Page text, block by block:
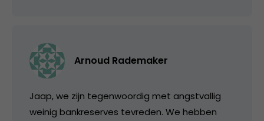
Arnoud Rademaker
Jaap, we zijn tegenwoordig met angstvallig
weinig bankreserves tevreden. We hebben